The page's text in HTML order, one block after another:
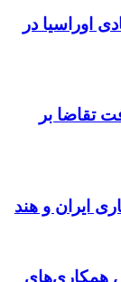
اوراسیا در
تقاضا بر
ایران و هند
همکاری‌های